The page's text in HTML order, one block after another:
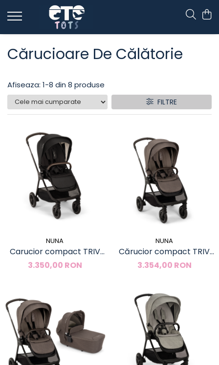
CĂRUCIOARE & SCAUNE AUTO
cărucioare YOYO
cărucioare U-GROW
scaune auto pentru avion
accesorii cărucioare
accesorii scaun avion
Cărucioare De Călătorie
Afiseaza: 1-8 din 8 produse
FILTRE
NUNA
Carucior compact TRIV
next - Caviar
3.350,00 RON
NUNA
Cărucior compact TRIV
next Chestnut
3.354,00 RON